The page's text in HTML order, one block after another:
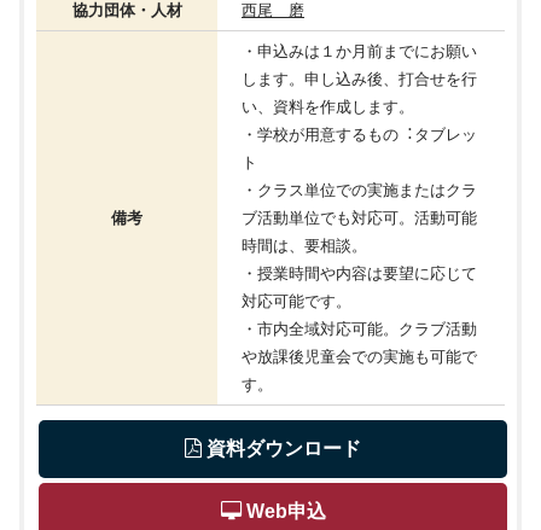
協力団体・人材 西尾 磨
備考
・申込みは１か月前までにお願い
します。申し込み後、打合せを行
い、資料を作成します。
・学校が用意するもの︓タブレッ
ト
・クラス単位での実施またはクラ
ブ活動単位でも対応可。活動可能
時間は、要相談。
・授業時間や内容は要望に応じて
対応可能です。
・市内全域対応可能。クラブ活動
や放課後児童会での実施も可能で
す。
資料ダウンロード
Web申込